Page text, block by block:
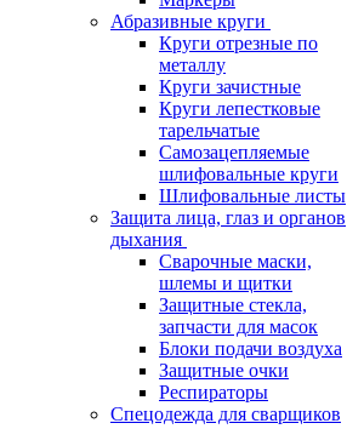
Абразивные круги
Круги отрезные по
металлу
Круги зачистные
Круги лепестковые
тарельчатые
Самозацепляемые
шлифовальные круги
Шлифовальные листы
Защита лица, глаз и органов
дыхания
Сварочные маски,
шлемы и щитки
Защитные стекла,
запчасти для масок
Блоки подачи воздуха
Защитные очки
Респираторы
Спецодежда для сварщиков